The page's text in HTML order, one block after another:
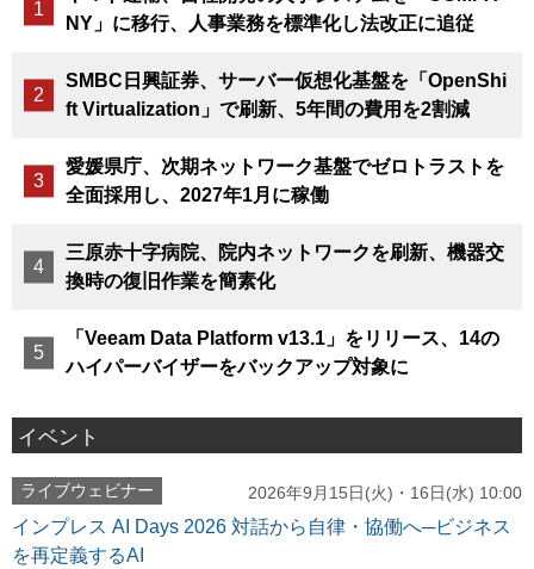
NY」に移行、人事業務を標準化し法改正に追従
SMBC日興証券、サーバー仮想化基盤を「OpenShi
ft Virtualization」で刷新、5年間の費用を2割減
愛媛県庁、次期ネットワーク基盤でゼロトラストを
全面採用し、2027年1月に稼働
三原赤十字病院、院内ネットワークを刷新、機器交
換時の復旧作業を簡素化
「Veeam Data Platform v13.1」をリリース、14の
ハイパーバイザーをバックアップ対象に
イベント
ライブウェビナー 2026年9月15日(火)・16日(水) 10:00
インプレス AI Days 2026 対話から自律・協働へ─ビジネス
を再定義するAI